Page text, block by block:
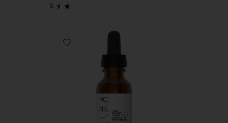
Favorite Plant Stem Cell Peptide Serum W Peptides